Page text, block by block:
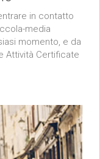
in contatto
media
momento, e da
Attività Certificate